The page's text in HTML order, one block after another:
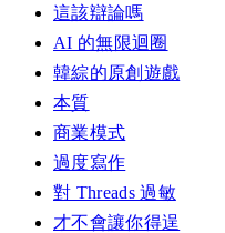
這該辯論嗎
AI 的無限迴圈
韓綜的原創遊戲
本質
商業模式
過度寫作
對 Threads 過敏
才不會讓你得逞